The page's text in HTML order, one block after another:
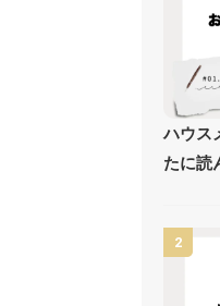
ハウス
たに読
2